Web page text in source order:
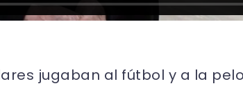
jugaban al fútbol y a la